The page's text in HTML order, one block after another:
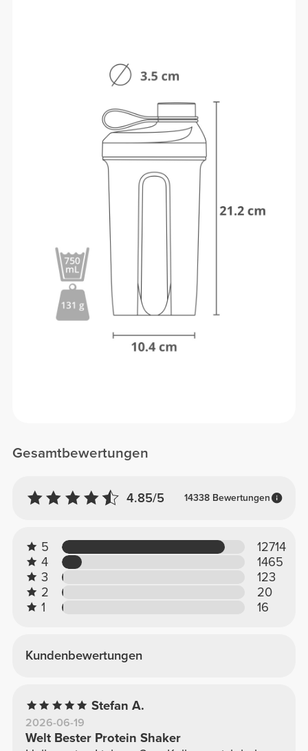
Gesamtbewertungen
4.85/5 14338 Bewertungen
5
12714
4
1465
3
123
2
20
1
16
Kundenbewertungen
Stefan A.
2026-06-19
Welt Bester Protein Shaker